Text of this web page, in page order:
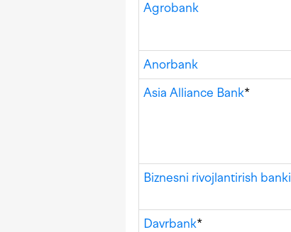
Agrobank
Anorbank
Asia Alliance Bank*
Biznesni rivojlantirish banki
Davrbank*